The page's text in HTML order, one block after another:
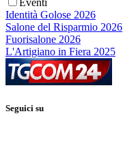
Eventi
Identità Golose 2026
Salone del Risparmio 2026
Fuorisalone 2026
L'Artigiano in Fiera 2025
Seguici su